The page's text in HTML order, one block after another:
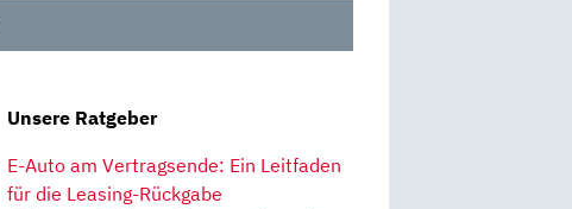
Unsere Ratgeber
E-Auto am Vertragsende: Ein Leitfaden
für die Leasing-Rückgabe